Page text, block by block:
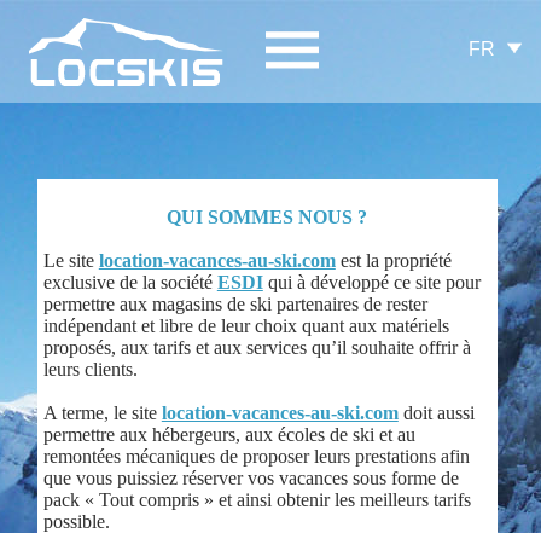
FR
QUI SOMMES NOUS ?
Le site location-vacances-au-ski.comest la propriété
exclusive de la société ESDIqui à développé ce site pour
permettre aux magasins de ski partenaires de rester
indépendant et libre de leur choix quant aux matériels
proposés, aux tarifs et aux services qu’il souhaite offrir à
leurs clients.
A terme, le site location-vacances-au-ski.comdoit aussi
permettre aux hébergeurs, aux écoles de ski et au
remontées mécaniques de proposer leurs prestations afin
que vous puissiez réserver vos vacances sous forme de
pack « Tout compris » et ainsi obtenir les meilleurs tarifs
possible.